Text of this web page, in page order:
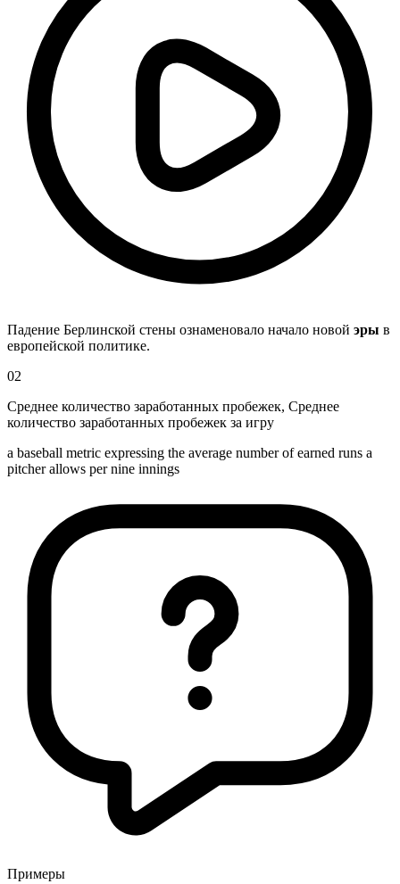
Падение Берлинской стены ознаменовало начало новой эры в
европейской политике.
02
Среднее количество заработанных пробежек, Среднее
количество заработанных пробежек за игру
a baseball metric expressing the average number of earned runs a
pitcher allows per nine innings
Примеры